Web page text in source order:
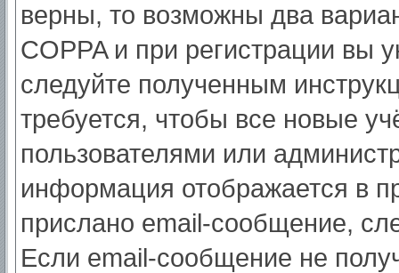
верны, то возможны два
COPPA и при регистрации вы
следуйте полученным
требуется, чтобы все новые
пользователями или
информация отображается в
прислано email-сообщение,
Если email-сообщение не